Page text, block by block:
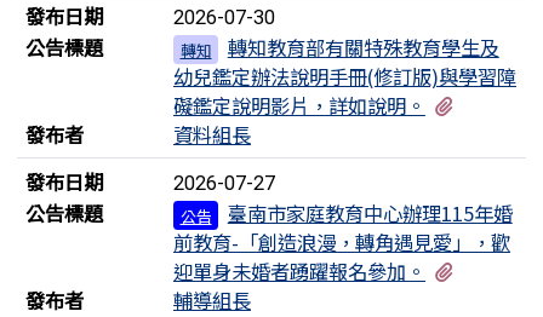
發布日期
2026-07-30
公告標題 轉知
轉知教育部有關特殊教育學生及
幼兒鑑定辦法說明手冊(修訂版)與學習障
礙鑑定說明影片，詳如說明。
發布者
資料組長
發布日期
2026-07-27
公告標題 公告
臺南市家庭教育中心辦理115年婚
前教育-「創造浪漫，轉角遇見愛」，歡
迎單身未婚者踴躍報名參加。
發布者
輔導組長